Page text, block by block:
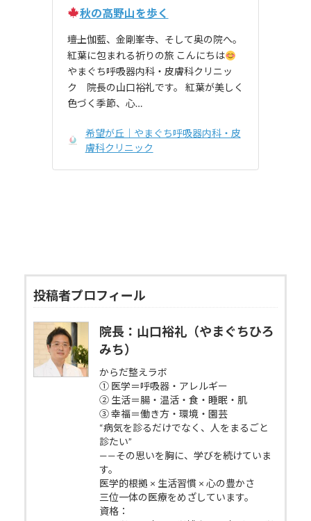
秋の高野山を歩く
――壇上伽藍、金剛峯寺、そして奥の院へ。
紅葉に包まれる祈りの旅 こんにちは
やまぐち呼吸器内科・皮膚科クリニッ
ク 院長の山口裕礼です。 紅葉が美しく
色づく季節、心…
希望が丘｜やまぐち呼吸器内科・皮
膚科クリニック
投稿者プロフィール
院長：山口裕礼（やまぐちひろ
みち）
からだ整えラボ
① 医学＝呼吸器・アレルギー
② 生活＝腸・温活・食・睡眠・肌
③ 幸福＝働き方・環境・園芸
“病気を診るだけでなく、人をまるごと
診たい”
——その思いを胸に、学びを続けていま
す。
医学的根拠 × 生活習慣 × 心の豊かさ
三位一体の医療をめざしています。
資格：